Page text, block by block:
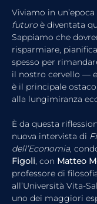
Viviamo in
futuro è diventata
Sappiamo che
risparmiare,
spesso per
il nostro cervello —
è il principale
alla lungimiranza
È da questa
nuova intervista di
dell’Economia ,
Figoli , con Matteo
professore di
all’Università Vita-
uno dei maggiori